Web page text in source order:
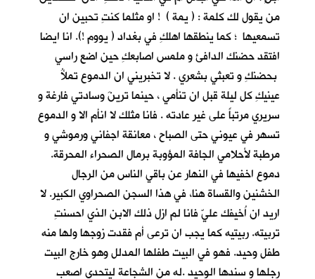
من يقول لك كلمة : ( يمة ) ! او مثلما كنتِ تحبين ان
تسمعيها ؛ كما ينطقها اهلكِ في بغداد ( يووم !). انا ايضا
افتقد حضنك الدافئ و ملمس اصابعكِ حين اضع راسي
بحضنكِ و تعبثي بشعري . لا تخبريني ان الدموع تملأُ
عينيكِ كل ليلة قبل ان تنأمي ، حينما ترينَ وسادتي فارغة و
سريري مرتباً على غير عادته . فانا مثلك لا انأم الا و الدموع
تسهر في عيوني حتى الصباح ، معانقة اجفاني ورموشي و
مرطبة لأحلامي الجافة المؤوبة برمال الصحراء المحرقة.
دموع اخفيها في النهار عن باقي الناس من الرجال
الخشنين والقساة هنا، في هذا السجن الصحراوي الكبير. لا
اريد ان اُخيفك عليّ فانا لم ازل ذلك الابن الذي احسنتِ
تربيته. ربيتيه كما يجب ان ترعى أم فقدت زوجها ولها منه
طفل وحيد. فهو في البيت طفلها المدلل وهو خارج البيت
رجلها و سندها الوحيد .له من الشجاعة ليتحدى اصعب